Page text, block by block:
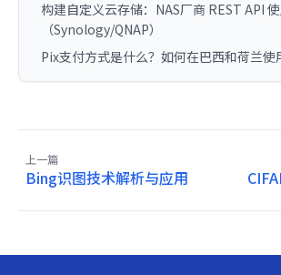
构建自定义云存储：NAS厂商 REST API
（Synology/QNAP）
Pix支付方式是什么？如何在巴西和荷兰使
上一篇
Bing识图技术解析与应用